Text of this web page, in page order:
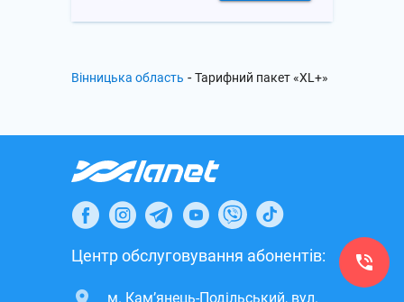
Вінницька область - Тарифний пакет «XL+»
Центр обслуговування абонентів:
м. Кам’янець-Подільський, вул.